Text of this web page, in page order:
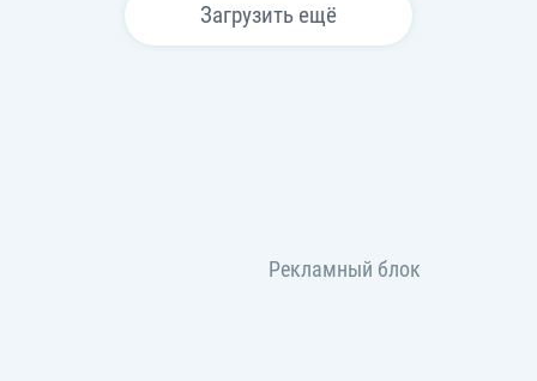
Загрузить ещё